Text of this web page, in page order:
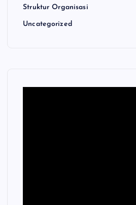
Struktur Organisasi
Uncategorized